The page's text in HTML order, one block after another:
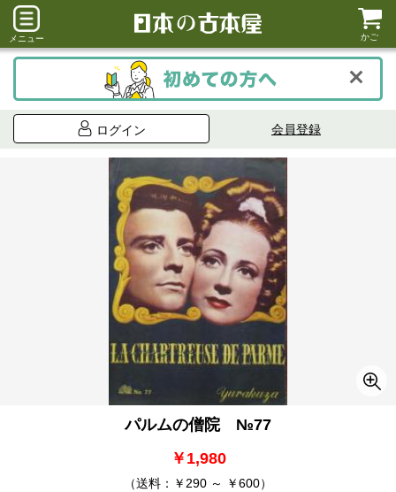
メニュー かご
ログイン 会員登録
パルムの僧院 №77
￥1,980
（送料：￥290 ～ ￥600）